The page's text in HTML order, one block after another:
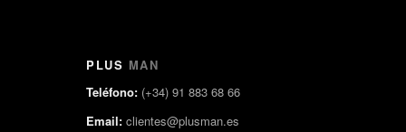
PLUS MAN
Teléfono: (+34) 91 883 68 66
Email: clientes@plusman.es